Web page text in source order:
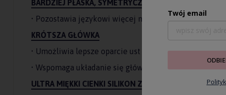
BARDZIEJ PŁASKA, SYMETRYCZNA GŁÓWKA
• Pozostawia językowi więcej miejsca na odpoczynek.
KRÓTSZA GŁÓWKA
• Umożliwia lepsze oparcie ust i dziąseł/ zębów na
• Wspomaga układanie się główki smoczka na
ULTRA MIĘKKI CIENKI SILIKON Z WYKOŃCZENIEM
Twój email